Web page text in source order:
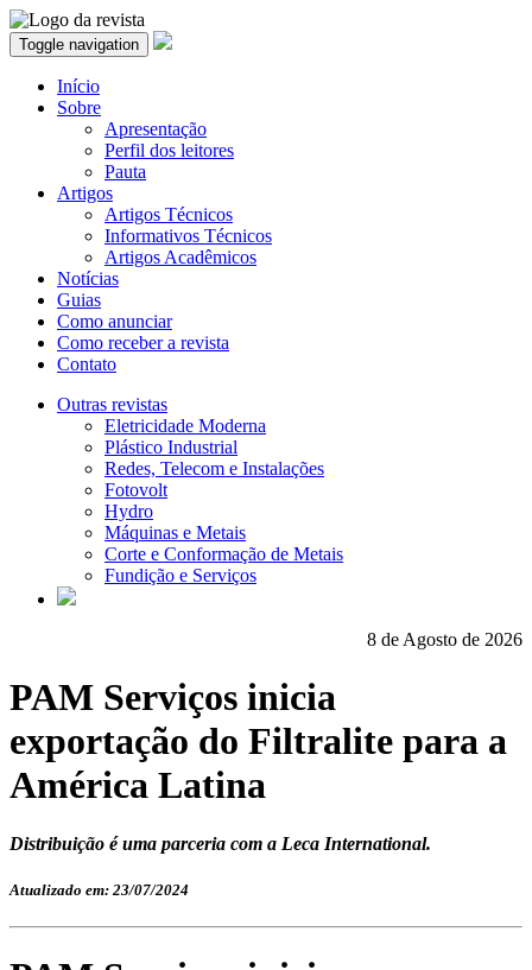
Toggle navigation
Início
Sobre
Apresentação
Perfil dos leitores
Pauta
Artigos
Artigos Técnicos
Informativos Técnicos
Artigos Acadêmicos
Notícias
Guias
Como anunciar
Como receber a revista
Contato
Outras revistas
Eletricidade Moderna
Plástico Industrial
Redes, Telecom e Instalações
Fotovolt
Hydro
Máquinas e Metais
Corte e Conformação de Metais
Fundição e Serviços
8 de Agosto de 2026
PAM Serviços inicia
exportação do Filtralite para a
América Latina
Distribuição é uma parceria com a Leca International.
Atualizado em: 23/07/2024